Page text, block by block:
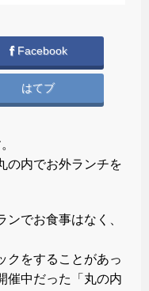
Facebook
はてブ
の内でお外ランチを
でお食事はなく、
クをすることがあっ
催中だった「丸の内